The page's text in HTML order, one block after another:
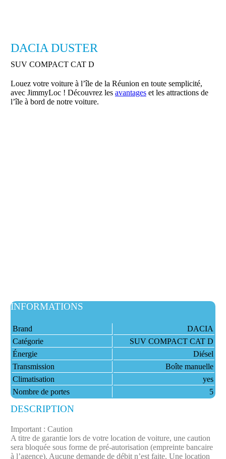
DACIA DUSTER
SUV COMPACT CAT D
Louez votre voiture à l’île de la Réunion en toute semplicité,
avec JimmyLoc ! Découvrez les avantageset les attractions de
l’île à bord de notre voiture.
INFORMATIONS
Brand
DACIA
Catégorie
SUV COMPACT CAT D
Énergie
Diésel
Transmission
Boîte manuelle
Climatisation
yes
Nombre de portes
5
DESCRIPTION
Important : Caution
A titre de garantie lors de votre location de voiture, une caution
sera bloquée sous forme de pré-autorisation (empreinte bancaire
à l’agence). Aucune demande de débit n’est faite.​ Une location